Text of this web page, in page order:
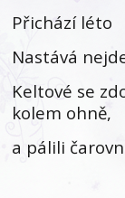
Přichází léto
Nastává
Keltové se
kolem ohně,
a pálili